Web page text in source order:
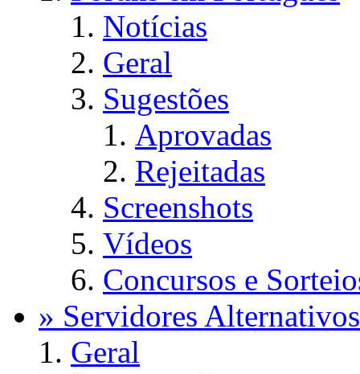
Notícias
Geral
Sugestões
Aprovadas
Rejeitadas
Screenshots
Vídeos
Concursos e
» Servidores
Geral